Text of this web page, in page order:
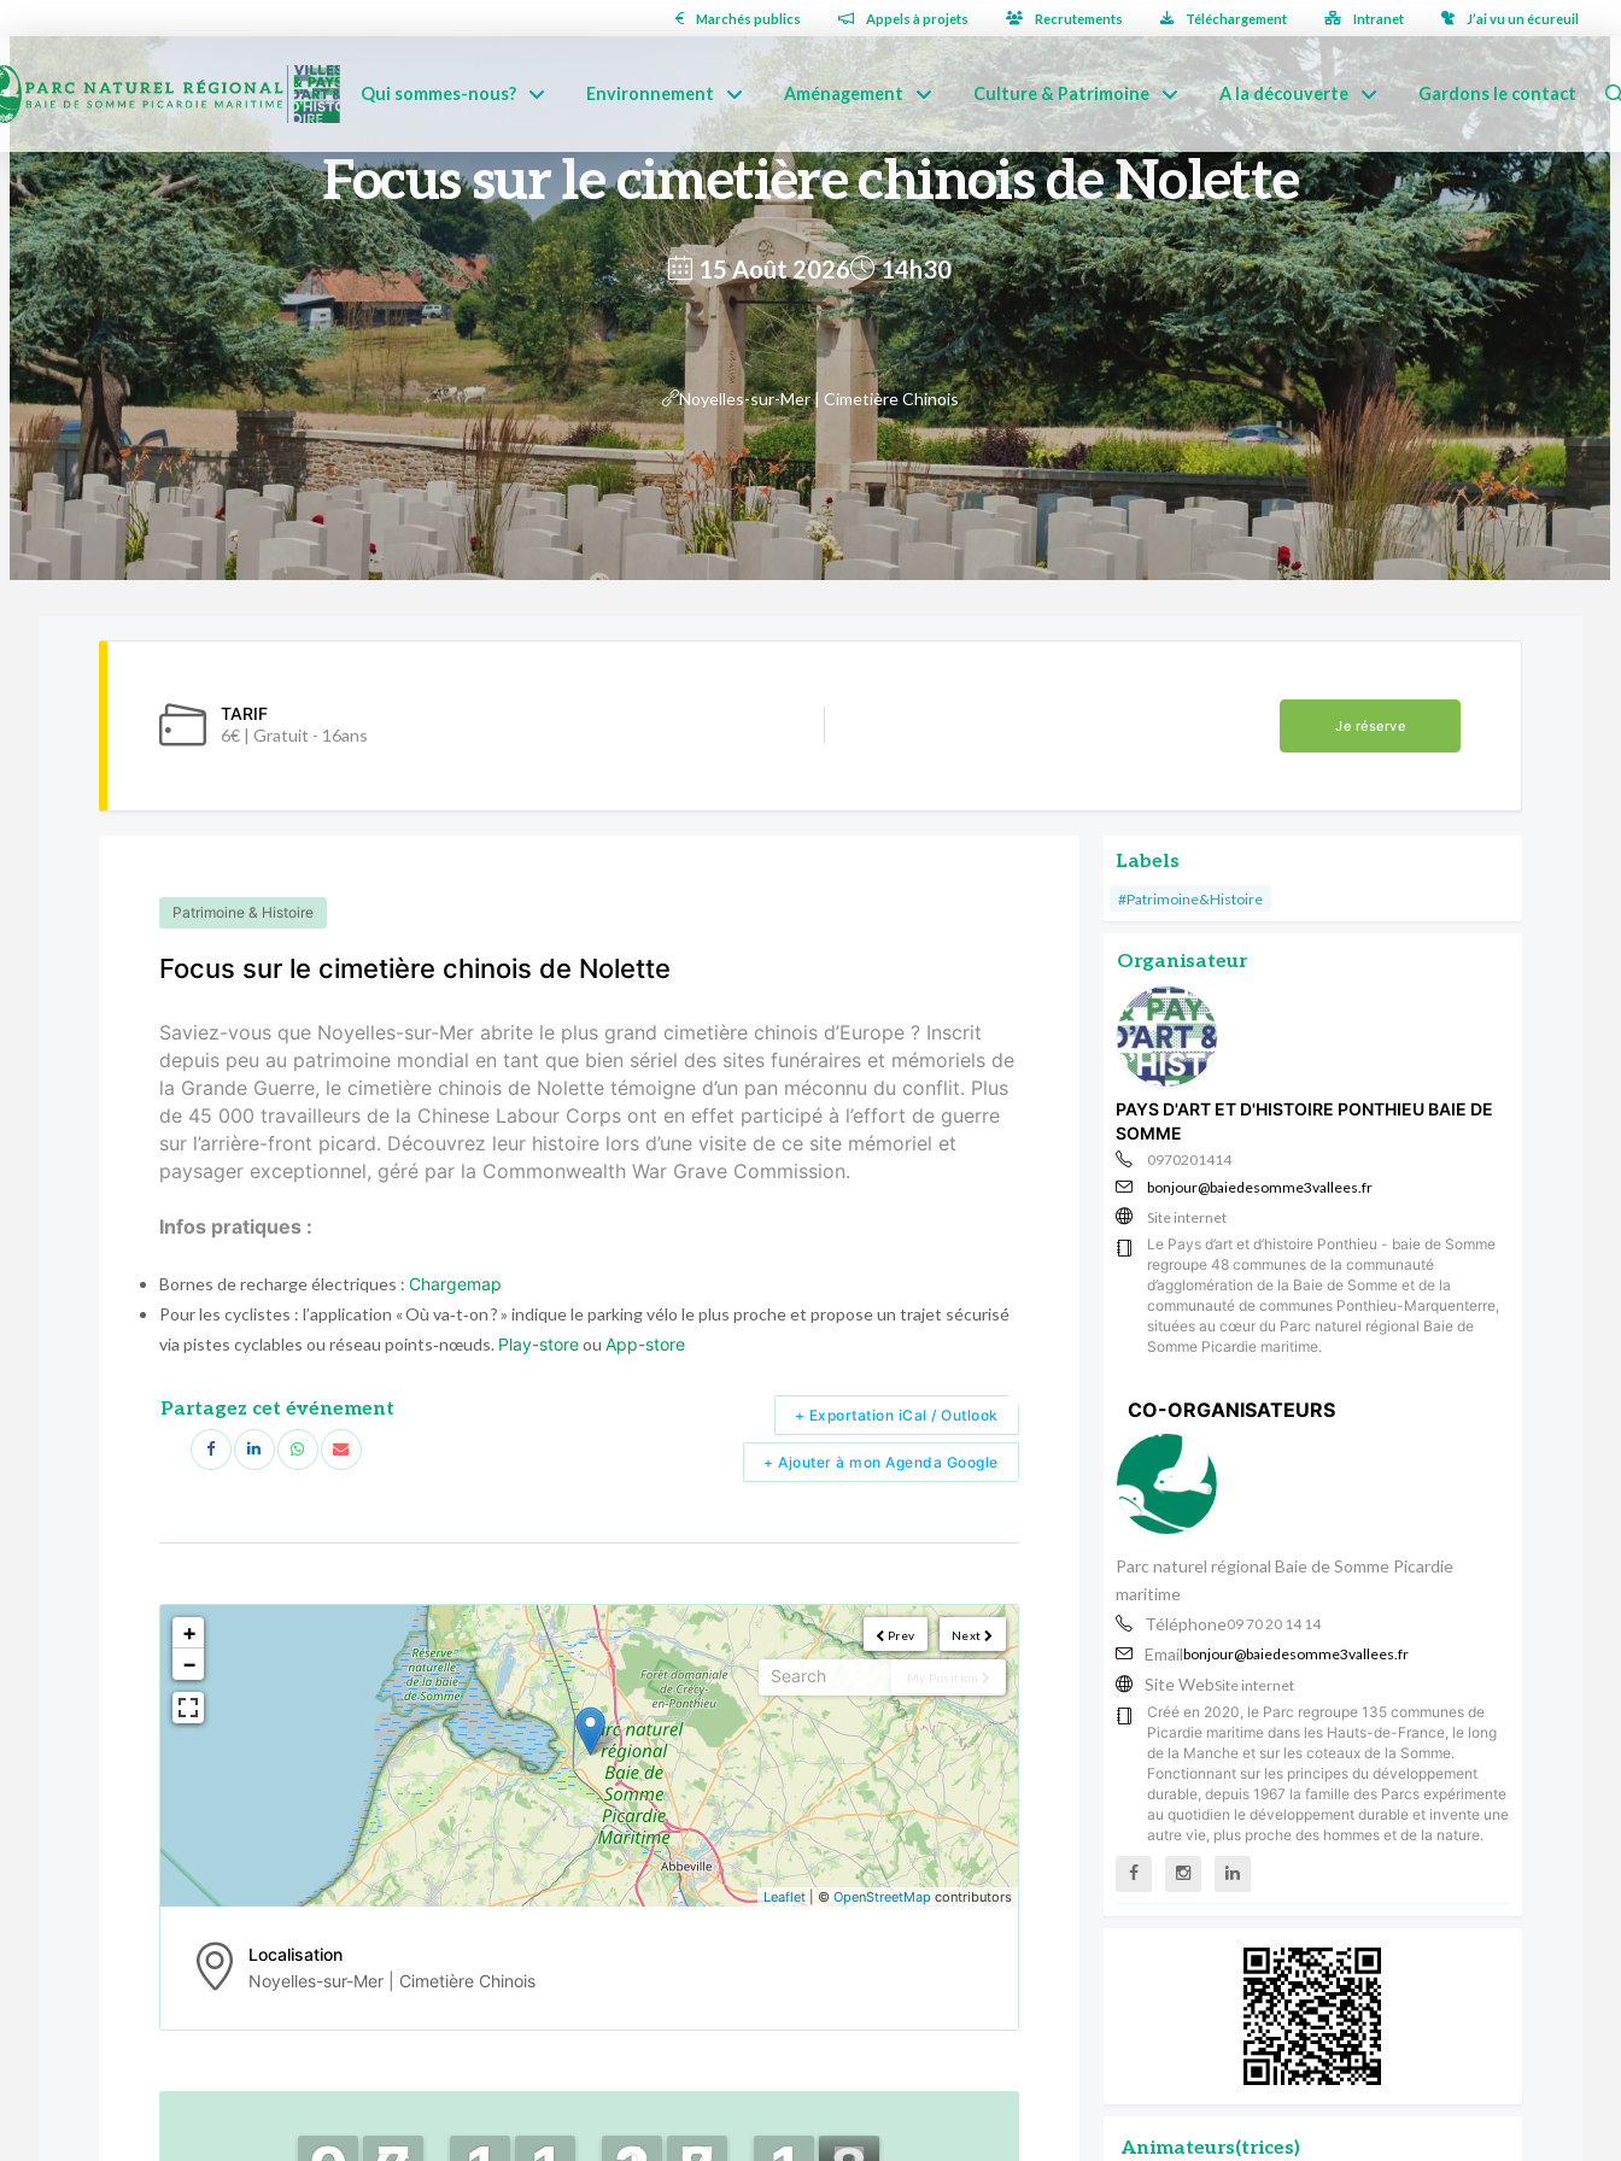
Marchés publics Appels à projets Recrutements Téléchargement Intranet J’ai vu un écureuil
Qui sommes-nous? Environnement Aménagement Culture & Patrimoine A la découverte Gardons le contact
Focus sur le cimetière chinois de Nolette
15 Août 2026 14h30
Noyelles-sur-Mer | Cimetière Chinois
TARIF
6€ | Gratuit - 16ans
Je réserve
Patrimoine & Histoire
Focus sur le cimetière chinois de Nolette
Saviez-vous que Noyelles-sur-Mer abrite le plus grand cimetière chinois d’Europe ? Inscrit
depuis peu au patrimoine mondial en tant que bien sériel des sites funéraires et mémoriels de
la Grande Guerre, le cimetière chinois de Nolette témoigne d’un pan méconnu du conflit. Plus
de 45 000 travailleurs de la Chinese Labour Corps ont en effet participé à l’effort de guerre
sur l’arrière-front picard. Découvrez leur histoire lors d’une visite de ce site mémoriel et
paysager exceptionnel, géré par la Commonwealth War Grave Commission.
Infos pratiques :
Bornes de recharge électriques : Chargemap
Pour les cyclistes : l’application « Où va‑t‑on ? » indique le parking vélo le plus proche et propose un trajet sécurisé
via pistes cyclables ou réseau points‑nœuds. Play-storeou App-store
Partagez cet événement
+ Ajouter à mon Agenda Google
+ Exportation iCal / Outlook
Next
Prev
My Position
<!---->
+
−
Leaflet| © OpenStreetMap contributors
Localisation
Noyelles-sur-Mer | Cimetière Chinois
Labels
#Patrimoine&Histoire
Organisateur
PAYS D'ART ET D'HISTOIRE PONTHIEU BAIE DE
SOMME
0970201414
bonjour@baiedesomme3vallees.fr
Site internet
Le Pays d’art et d’histoire Ponthieu - baie de Somme
regroupe 48 communes de la communauté
d’agglomération de la Baie de Somme et de la
communauté de communes Ponthieu-Marquenterre,
situées au cœur du Parc naturel régional Baie de
Somme Picardie maritime.
CO-ORGANISATEURS
Parc naturel régional Baie de Somme Picardie
maritime
Téléphone09 70 20 14 14
Emailbonjour@baiedesomme3vallees.fr
Site WebSite internet
Créé en 2020, le Parc regroupe 135 communes de
Picardie maritime dans les Hauts-de-France, le long
de la Manche et sur les coteaux de la Somme.
Fonctionnant sur les principes du développement
durable, depuis 1967 la famille des Parcs expérimente
au quotidien le développement durable et invente une
autre vie, plus proche des hommes et de la nature.
Animateurs(trices)